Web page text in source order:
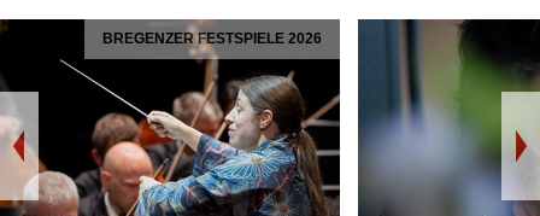
BREGENZER FESTSPIELE 2026